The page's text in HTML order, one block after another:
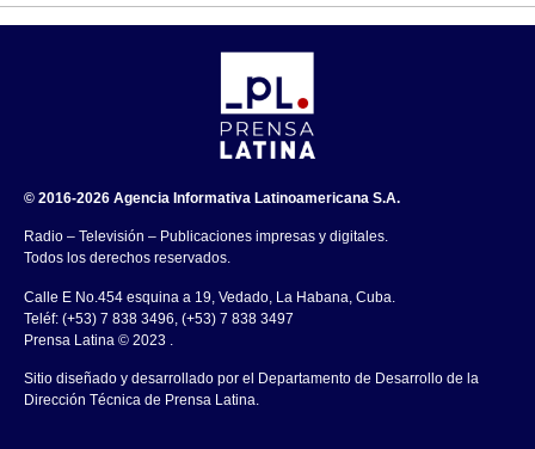
© 2016-2026 Agencia Informativa Latinoamericana S.A.
Radio – Televisión – Publicaciones impresas y digitales.
Todos los derechos reservados.
Calle E No.454 esquina a 19, Vedado, La Habana, Cuba.
Teléf: (+53) 7 838 3496, (+53) 7 838 3497
Prensa Latina © 2023 .
Sitio diseñado y desarrollado por el Departamento de Desarrollo de la
Dirección Técnica de Prensa Latina.